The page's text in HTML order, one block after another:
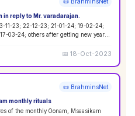
reply to Mr. varadarajan.
11-23; 22-12-23; 21-01-24; 19-02-24;
20-03-24; oonam 22-10-23; 05-11-23; 17-03-24; others after getting new year...
📅18-Oct-2023
📜 BrahminsNet
monthly rituals
of the monthly Oonam, Msaasikam